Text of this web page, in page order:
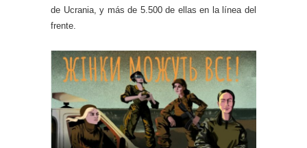
de Ucrania, y más de 5.500 de ellas en la línea del
frente.